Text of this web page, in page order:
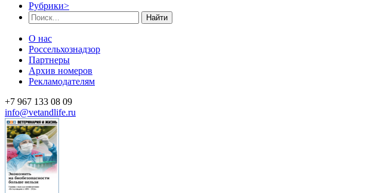
Рубрики>
Найти
О нас
Россельхознадзор
Партнеры
Архив номеров
Рекламодателям
+7 967 133 08 09
info@vetandlife.ru